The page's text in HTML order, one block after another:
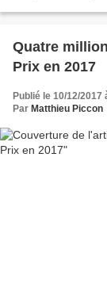
Quatre
Prix en 2017
Publié le 10/12/2017
Par Matthieu Piccon